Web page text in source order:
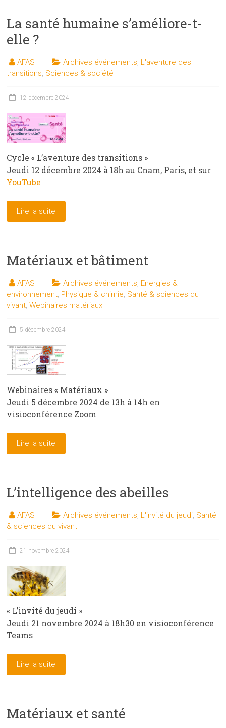
La santé humaine s’améliore-t-
elle ?
AFAS Archives événements, L'aventure des
transitions, Sciences & société
12 décembre 2024
Cycle « L’aventure des transitions »
Jeudi 12 décembre 2024 à 18h au Cnam, Paris, et sur
YouTube
Lire la suite
Matériaux et bâtiment
AFAS Archives événements, Energies &
environnement, Physique & chimie, Santé & sciences du
vivant,Webinaires matériaux
5 décembre 2024
Webinaires « Matériaux »
Jeudi 5 décembre 2024 de 13h à 14h en
visioconférence Zoom
Lire la suite
L’intelligence des abeilles
AFAS Archives événements, L'invité du jeudi, Santé
& sciences du vivant
21 novembre 2024
« L’invité du jeudi »
Jeudi 21 novembre 2024 à 18h30 en visioconférence
Teams
Lire la suite
Matériaux et santé